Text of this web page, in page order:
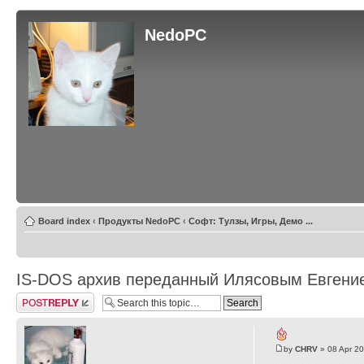
NedoPC
Board index ‹ Продукты NedoPC ‹ Софт: Тулзы, Игры, Демо ...
IS-DOS архив переданный Илясовым
Post a reply
byCHRV » 08 Apr